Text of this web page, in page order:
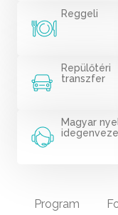
Reggeli
Repülőtéri
transzfer
Magyar
Program